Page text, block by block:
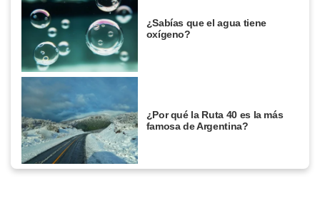
¿Sabías que el agua tiene
oxígeno?
¿Por qué la Ruta 40 es la más
famosa de Argentina?